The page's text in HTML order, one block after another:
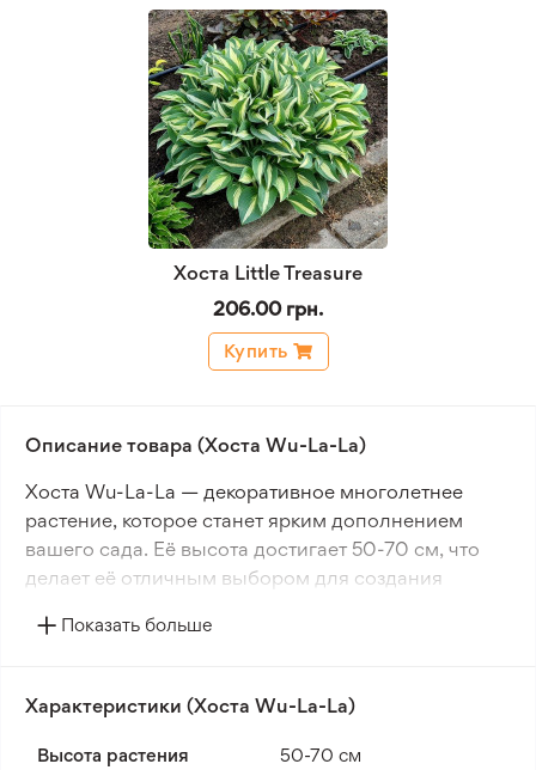
Хоста Little Treasure
206.00 грн.
Купить
Описание товара (Хоста Wu-La-La)
Хоста Wu-La-La — декоративное многолетнее
растение, которое станет ярким дополнением
вашего сада. Её высота достигает 50-70 см, что
делает её отличным выбором для создания
Хоста хорошо адаптирована к мягкому и
грунта.
Период цветения приходится на лето. Её
Показать больше
Характеристики (Хоста Wu-La-La)
Высота растения
50-70 см